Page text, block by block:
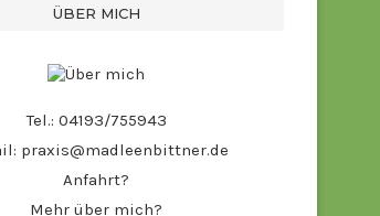
ÜBER MICH
Tel.: 04193/755943
praxis@madleenbittner.de
Anfahrt?
Mehr über mich?